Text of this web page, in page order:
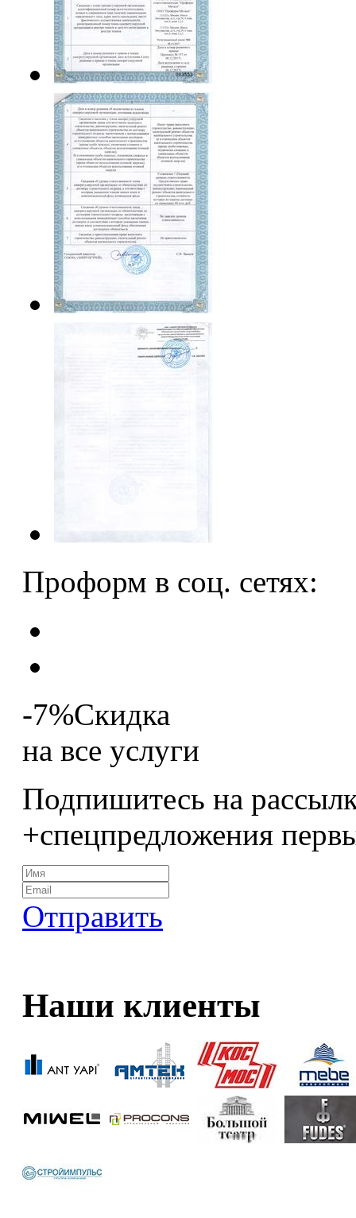
Проформ в соц. сетях:
-7%Скидка
на все услуги
Подпишитесь на
+спецпредложения
Отправить
Наши клиенты